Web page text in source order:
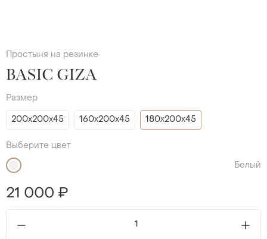
Простыня на резинке
BASIC GIZA
Размер
200х200х45 160х200х45 180х200х45
Выберите цвет
Белый
21 000 ₽